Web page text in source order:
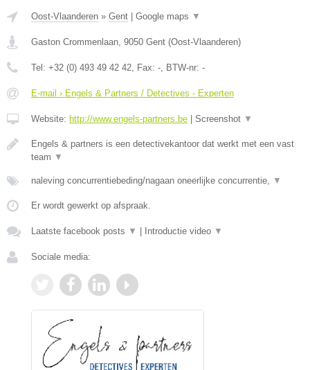
Oost-Vlaanderen » Gent Google maps ▼
Gaston Crommenlaan, 9050 Gent (Oost-Vlaanderen)
Tel: +32 (0) 493 49 42 42, Fax: -, BTW-nr: -
E-mail › Engels & Partners / Detectives - Experten
Website: http://www.engels-partners.be Screenshot ▼
Engels & partners is een detectivekantoor dat werkt met een vast
team ▼
naleving concurrentiebeding/nagaan oneerlijke concurrentie, ▼
Er wordt gewerkt op afspraak.
Laatste facebook posts ▼ Introductie video ▼
Sociale media: